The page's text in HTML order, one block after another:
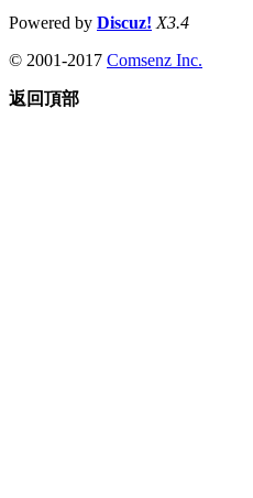
Powered by Discuz! X3.4
© 2001-2017 Comsenz Inc.
返回頂部